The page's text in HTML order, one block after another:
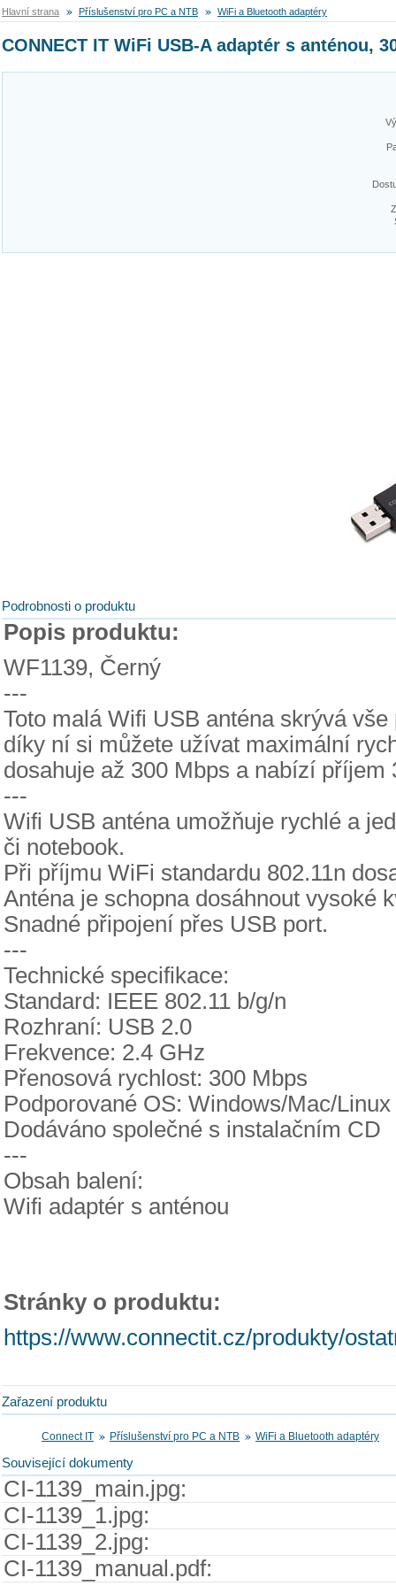
Hlavní strana Příslušenství pro PC a NTB WiFi a Bluetooth adaptéry
CONNECT IT WiFi USB-A adaptér s anténou,
Podrobnosti o produktu
Popis produktu:
WF1139, Černý
---
Toto malá Wifi USB anténa skrývá
díky ní si můžete užívat maximální
dosahuje až 300 Mbps a nabízí příjem
---
Wifi USB anténa umožňuje rychlé a
či notebook.
Při příjmu WiFi standardu 802.11n
Anténa je schopna dosáhnout vysoké
Snadné připojení přes USB port.
---
Technické specifikace:
Standard: IEEE 802.11 b/g/n
Rozhraní: USB 2.0
Frekvence: 2.4 GHz
Přenosová rychlost: 300 Mbps
Podporované OS: Windows/Mac/Linux
Dodáváno společné s instalačním CD
---
Obsah balení:
Wifi adaptér s anténou
Stránky o produktu:
https://www.connectit.cz/produkty/
Zařazení produktu
Connect IT Příslušenství pro PC a NTB WiFi a Bluetooth adaptéry
Související dokumenty
CI-1139_main.jpg:
CI-1139_1.jpg:
CI-1139_2.jpg:
CI-1139_manual.pdf: